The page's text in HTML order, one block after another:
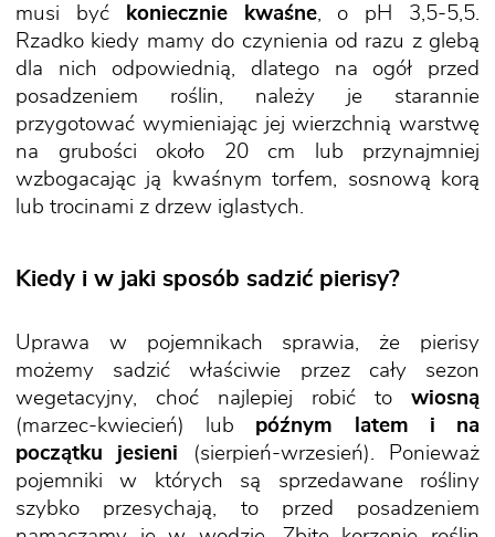
musi być
koniecznie kwaśne, o pH 3,5-5,5.
Rzadko kiedy mamy do czynienia od razu z glebą
dla nich odpowiednią, dlatego na ogół przed
posadzeniem roślin, należy je starannie
przygotować wymieniając jej wierzchnią warstwę
na grubości około 20 cm lub przynajmniej
wzbogacając ją kwaśnym torfem, sosnową korą
lub trocinami z drzew iglastych.
Kiedy i w jaki sposób sadzić pierisy?
Uprawa w pojemnikach sprawia, że pierisy
możemy sadzić właściwie przez cały sezon
wegetacyjny, choć najlepiej robić to wiosną
(marzec-kwiecień) lub późnym latem i na
początku jesieni (sierpień-wrzesień). Ponieważ
pojemniki w których są sprzedawane rośliny
szybko przesychają, to przed posadzeniem